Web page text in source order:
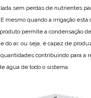
sem perdas de nutrientes
mesmo quando a irrigação está
permite a condensação
do ar, ou seja, é capaz de
contribuindo para a
água de todo o sistema.